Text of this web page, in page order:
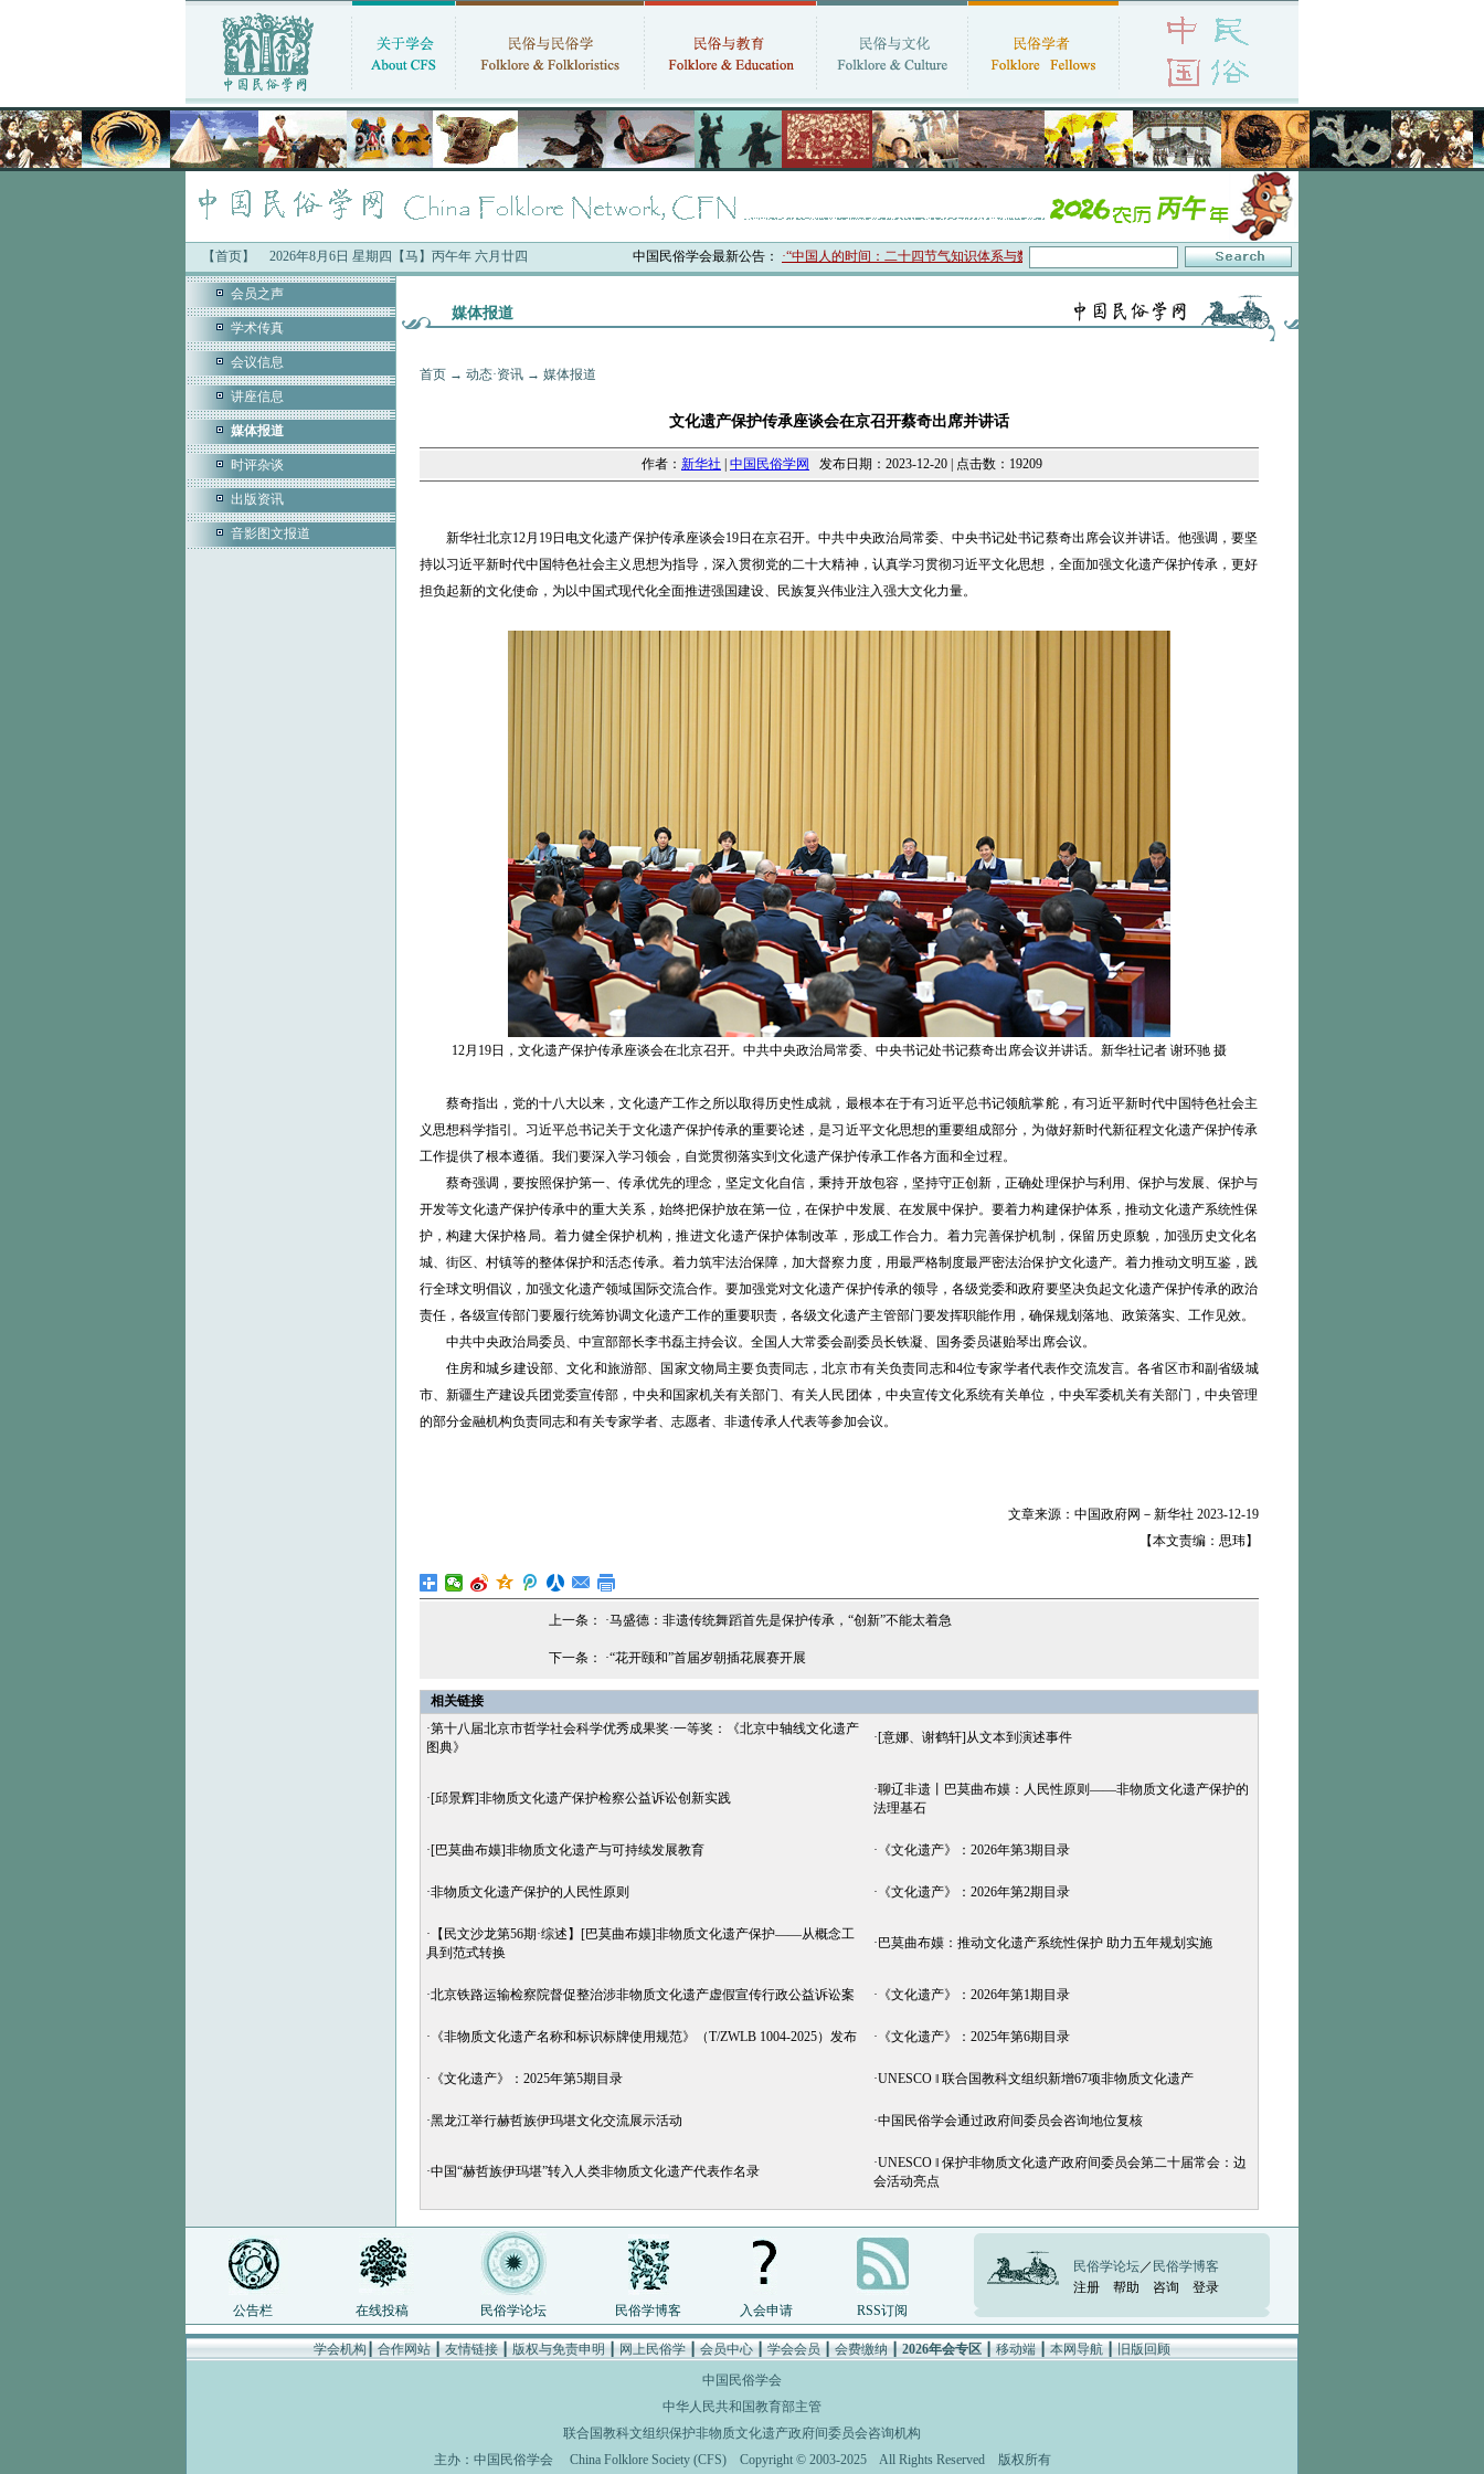
【首页】 2026年8月6日 星期四【马】丙午年 六月廿四 中国民俗学会最新公告：·“中国人的时间：二十四节气知识体系与数字叙事”研讨会在京召开 ·中国民俗学会第十一届代表大会暨2026年年会征文启事
会员之声
学术传真
会议信息
讲座信息
媒体报道
时评杂谈
出版资讯
音影图文报道
媒体报道
首页→ 动态·资讯→ 媒体报道
文化遗产保护传承座谈会在京召开蔡奇出席并讲话
作者： 新华社 中国民俗学网 发布日期：2023-12-20 | 点击数：19209
新华社北京12月19日电文化遗产保护传承座谈会19日在京召开。中共中央政治局常委、中央书记处书记蔡奇出席会议并讲话。他强调，要坚
持以习近平新时代中国特色社会主义思想为指导，深入贯彻党的二十大精神，认真学习贯彻习近平文化思想，全面加强文化遗产保护传承，更好
担负起新的文化使命，为以中国式现代化全面推进强国建设、民族复兴伟业注入强大文化力量。
12月19日，文化遗产保护传承座谈会在北京召开。中共中央政治局常委、中央书记处书记蔡奇出席会议并讲话。新华社记者 谢环驰 摄
蔡奇指出，党的十八大以来，文化遗产工作之所以取得历史性成就，最根本在于有习近平总书记领航掌舵，有习近平新时代中国特色社会主
义思想科学指引。习近平总书记关于文化遗产保护传承的重要论述，是习近平文化思想的重要组成部分，为做好新时代新征程文化遗产保护传承
工作提供了根本遵循。我们要深入学习领会，自觉贯彻落实到文化遗产保护传承工作各方面和全过程。
蔡奇强调，要按照保护第一、传承优先的理念，坚定文化自信，秉持开放包容，坚持守正创新，正确处理保护与利用、保护与发展、保护与
开发等文化遗产保护传承中的重大关系，始终把保护放在第一位，在保护中发展、在发展中保护。要着力构建保护体系，推动文化遗产系统性保
护，构建大保护格局。着力健全保护机构，推进文化遗产保护体制改革，形成工作合力。着力完善保护机制，保留历史原貌，加强历史文化名
城、街区、村镇等的整体保护和活态传承。着力筑牢法治保障，加大督察力度，用最严格制度最严密法治保护文化遗产。着力推动文明互鉴，践
行全球文明倡议，加强文化遗产领域国际交流合作。要加强党对文化遗产保护传承的领导，各级党委和政府要坚决负起文化遗产保护传承的政治
责任，各级宣传部门要履行统筹协调文化遗产工作的重要职责，各级文化遗产主管部门要发挥职能作用，确保规划落地、政策落实、工作见效。
中共中央政治局委员、中宣部部长李书磊主持会议。全国人大常委会副委员长铁凝、国务委员谌贻琴出席会议。
住房和城乡建设部、文化和旅游部、国家文物局主要负责同志，北京市有关负责同志和4位专家学者代表作交流发言。各省区市和副省级城
市、新疆生产建设兵团党委宣传部，中央和国家机关有关部门、有关人民团体，中央宣传文化系统有关单位，中央军委机关有关部门，中央管理
的部分金融机构负责同志和有关专家学者、志愿者、非遗传承人代表等参加会议。
文章来源：中国政府网－新华社 2023-12-19
【本文责编：思玮】
上一条： ·马盛德：非遗传统舞蹈首先是保护传承，“创新”不能太着急
下一条： ·“花开颐和”首届岁朝插花展赛开展
相关链接
·第十八届北京市哲学社会科学优秀成果奖·一等奖：《北京中轴线文化遗产
图典》
·[意娜、谢鹤轩]从文本到演述事件
·[邱景辉]非物质文化遗产保护检察公益诉讼创新实践
·聊辽非遗丨巴莫曲布嫫：人民性原则——非物质文化遗产保护的
法理基石
·[巴莫曲布嫫]非物质文化遗产与可持续发展教育 · 《文化遗产》：2026年第3期目录
·非物质文化遗产保护的人民性原则 · 《文化遗产》：2026年第2期目录
· 【民文沙龙第56期·综述】[巴莫曲布嫫]非物质文化遗产保护——从概念工
具到范式转换
· 巴莫曲布嫫：推动文化遗产系统性保护 助力五年规划实施
·北京铁路运输检察院督促整治涉非物质文化遗产虚假宣传行政公益诉讼案 · 《文化遗产》：2026年第1期目录
· 《非物质文化遗产名称和标识标牌使用规范》（T/ZWLB 1004-2025）发布 · 《文化遗产》：2025年第6期目录
· 《文化遗产》：2025年第5期目录 ·UNESCO ‖ 联合国教科文组织新增67项非物质文化遗产
·黑龙江举行赫哲族伊玛堪文化交流展示活动 ·中国民俗学会通过政府间委员会咨询地位复核
·中国“赫哲族伊玛堪”转入人类非物质文化遗产代表作名录
·UNESCO ‖ 保护非物质文化遗产政府间委员会第二十届常会：边
会活动亮点
公告栏 在线投稿 民俗学论坛 民俗学博客 入会申请 RSS订阅
民俗学论坛／ 民俗学博客
注册
帮助 咨询 登录
学会机构┃合作网站┃友情链接┃版权与免责申明┃网上民俗学┃会员中心┃学会会员┃会费缴纳┃2026年会专区┃移动端┃本网导航┃旧版回顾
中国民俗学会
中华人民共和国教育部主管
联合国教科文组织保护非物质文化遗产政府间委员会咨询机构
主办： 中国民俗学会 China Folklore Society (CFS)Copyright © 2003-2025 All Rights Reserved 版权所有